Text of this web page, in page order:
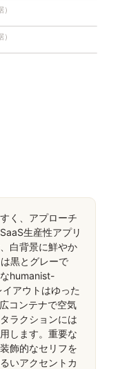
く、アプローチ
生産性アプリ
白背景に鮮やか
黒とグレーで
humanist-
アウトはゆった
コンテナで空気
ラクションには
します。重要な
飾的なセリフを
いアクセントカ